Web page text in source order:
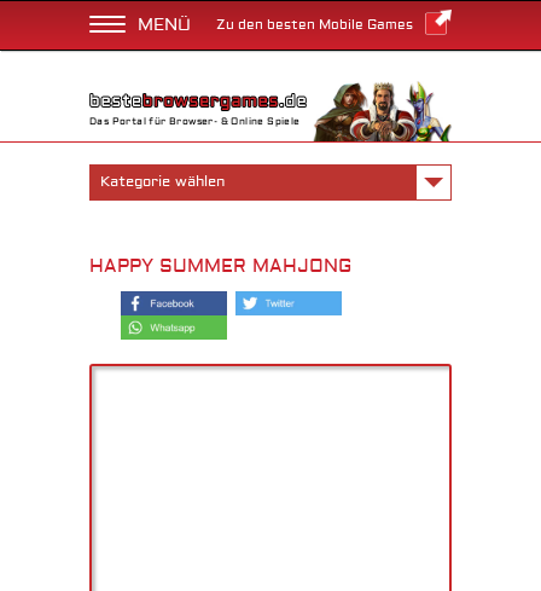
MENÜ Zu den besten Mobile Games
Das Portal für Browser- & Online Spiele
Kategorie wählen
HAPPY SUMMER MAHJONG